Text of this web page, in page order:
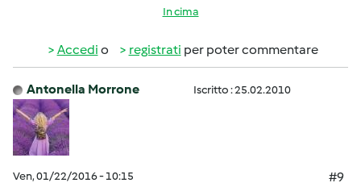
In cima
Accedi o registrati per poter commentare
Antonella Morrone Iscritto : 25.02.2010
Ven, 01/22/2016 - 10:15
#9